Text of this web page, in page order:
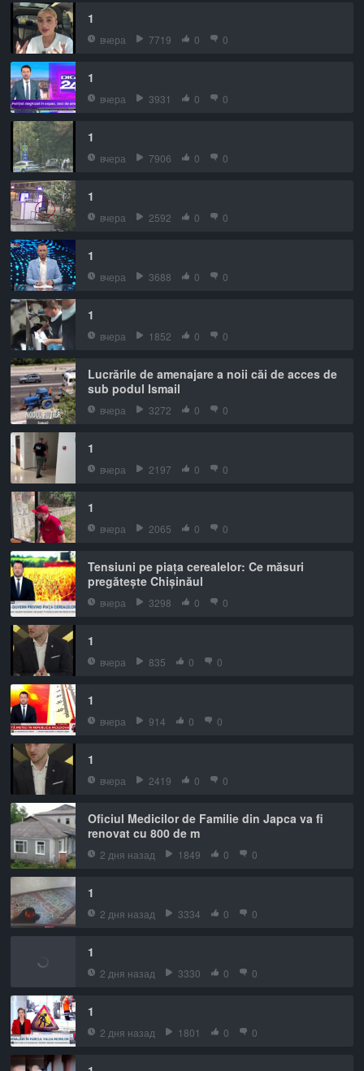
1
вчера 7719 0 0
1
вчера 3931 0 0
1
вчера 7906 0 0
1
вчера 2592 0 0
1
вчера 3688 0 0
1
вчера 1852 0 0
Lucrările de amenajare a noii căi de acces de
sub podul Ismail
вчера 3272 0 0
1
вчера 2197 0 0
1
вчера 2065 0 0
Tensiuni pe piața cerealelor: Ce măsuri
pregătește Chișinăul
вчера 3298 0 0
1
вчера 835 0 0
1
вчера 914 0 0
1
вчера 2419 0 0
Oficiul Medicilor de Familie din Japca va fi
renovat cu 800 de m
2 дня назад 1849 0 0
1
2 дня назад 3334 0 0
1
2 дня назад 3330 0 0
1
2 дня назад 1801 0 0